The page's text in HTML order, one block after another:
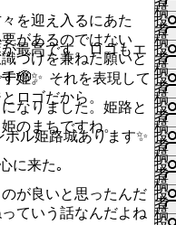
ね
す
る
に
は
ロ
グ
イ
ン
が
必
い
い
ね
す
る
に
は
ロ
グ
イ
ン
が
い
い
ね
す
る
に
は
ロ
グ
イ
い
い
ね
す
る
に
は
ロ
グ
い
い
ね
す
る
に
は
稿
者
い
い
ね
す
る
に
を迎え入るにあた
があるのではない
づけを兼ねた願いと
🫡✨
投
稿
者
い
い
ね
す
最高です。ロゴもエ 投
稿
者
い
い
ね
姫。 それを表現して
ロゴだから。
投
稿
者
い
なりました。姫路と
のまちですね。
投
稿
者
ル姫路城あります✨ 投
稿
者
に来た｡
投
稿
者
が良いと思ったんだ
ていう話なんだよね
投
稿